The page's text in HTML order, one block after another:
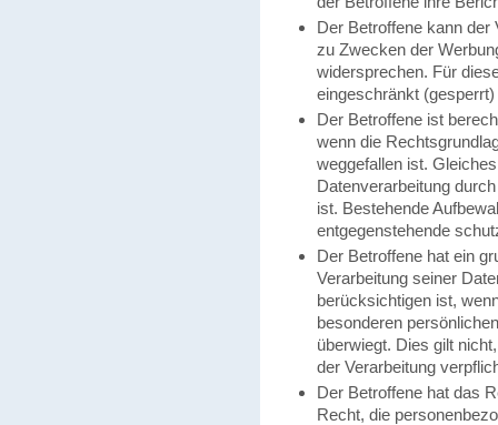
Der Betroffene kann der
zu Zwecken der
widersprechen. Für
eingeschränkt
Der Betroffene ist
wenn die
weggefallen ist.
Datenverarbeitung
ist. Bestehende
entgegenstehende
Der Betroffene hat ein
Verarbeitung seiner
berücksichtigen ist,
besonderen
überwiegt. Dies gilt
der Verarbeitung
Der Betroffene hat das
Recht, die